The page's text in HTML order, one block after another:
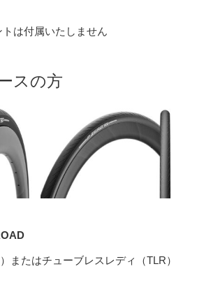
は付属いたしません
スの方
またはチューブレスレディ（TLR）